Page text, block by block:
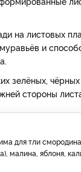
на листовых
и
зелёных,
стороны
для тли смородина
малина, яблоня,